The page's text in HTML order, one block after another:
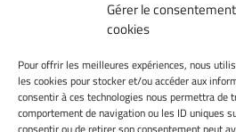
Gérer le
cookies
Pour offrir les meilleures expériences, nous
les cookies pour stocker et/ou accéder aux
consentir à ces technologies nous permettra de
comportement de navigation ou les ID uniques
Mentions légales
Gérer mes cookies
Politique de cookies